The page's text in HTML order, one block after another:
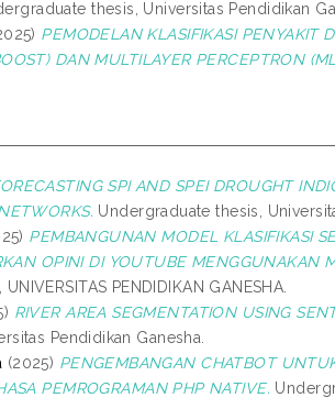
thesis, Universitas Pendidikan
PEMODELAN KLASIFIKASI PENYAKIT
DAN MULTILAYER PERCEPTRON
SPI AND SPEI DROUGHT
Undergraduate thesis,
PEMBANGUNAN MODEL KLASIFIKASI
OPINI DI YOUTUBE
PENDIDIKAN GANESHA.
RIVER AREA SEGMENTATION USING
Pendidikan Ganesha.
(2025) PENGEMBANGAN CHATBOT
PEMROGRAMAN PHP NATIVE.